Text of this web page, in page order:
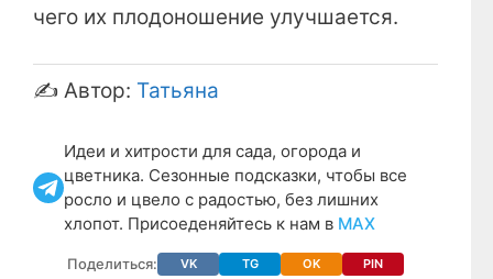
чего их плодоношение улучшается.
✍️ Автор: Татьяна
Идеи и хитрости для сада, огорода и
цветника. Сезонные подсказки, чтобы все
росло и цвело с радостью, без лишних
хлопот. Присоеденяйтесь к нам в МАХ
Поделиться: VK TG OK PIN